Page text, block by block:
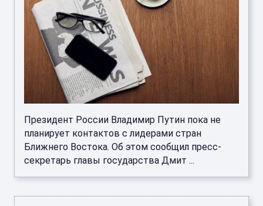
Президент России Владимир Путин пока не
планирует контактов с лидерами стран
Ближнего Востока. Об этом сообщил пресс-
секретарь главы государства Дмит ...